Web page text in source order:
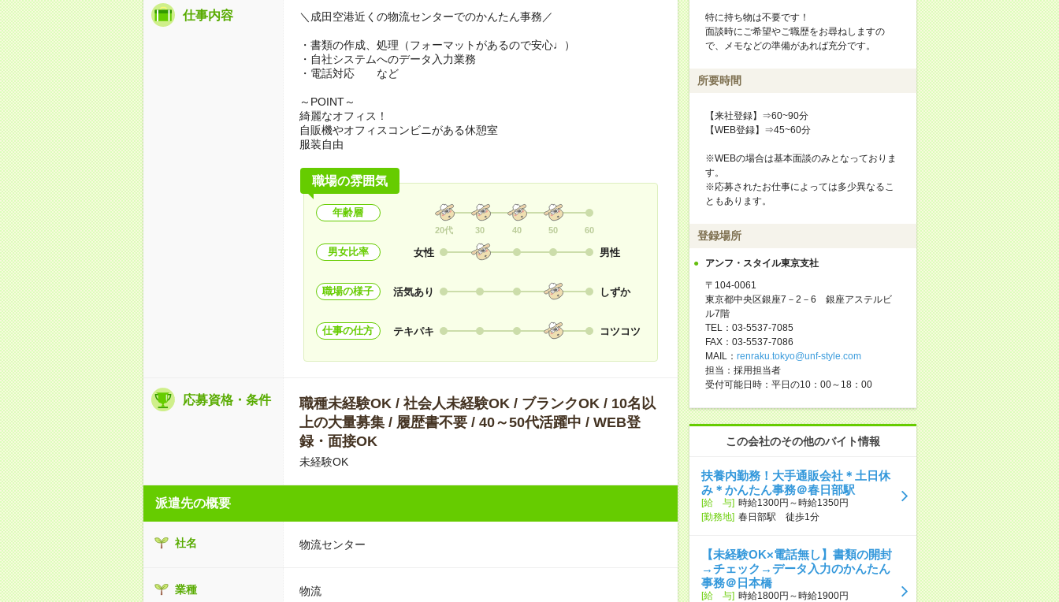
仕事内容 ＼成田空港近くの物流センターでのかんたん事務／
・書類の作成、処理（フォーマットがあるので安心♩）
・自社システムへのデータ入力業務
・電話対応 など
～POINT～
綺麗なオフィス！
自販機やオフィスコンビニがある休憩室
服装自由
職場の雰囲気
年齢層
20代 30 40 50 60
男女比率 女性 男性
職場の様子 活気あり しずか
仕事の仕方 テキパキ コツコツ
応募資格・条件
職種未経験OK / 社会人未経験OK / ブランクOK / 10名以
上の大量募集 / 履歴書不要 / 40～50代活躍中 / WEB登
録・面接OK
未経験OK
派遣先の概要
社名 物流センター
業種 物流
特に持ち物は不要です！
面談時にご希望やご職歴をお尋ねしますの
で、メモなどの準備があれば充分です。
所要時間
【来社登録】⇒60~90分
【WEB登録】⇒45~60分
※WEBの場合は基本面談のみとなっておりま
す。
※応募されたお仕事によっては多少異なるこ
ともあります。
登録場所
アンフ・スタイル東京支社
〒104-0061
東京都中央区銀座7－2－6 銀座アステルビ
ル7階
TEL：03-5537-7085
FAX：03-5537-7086
MAIL： renraku.tokyo@unf-style.com
担当：採用担当者
受付可能日時：平日の10：00～18：00
この会社のその他のバイト情報
扶養内勤務！大手通販会社＊土日休
み＊かんたん事務＠春日部駅
[給 与] 時給1300円～時給1350円
[勤務地] 春日部駅 徒歩1分
【未経験OK×電話無し】書類の開封
→チェック→データ入力のかんたん
事務＠日本橋
[給 与] 時給1800円～時給1900円